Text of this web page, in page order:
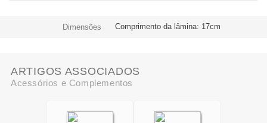
Dimensões Comprimento da lâmina: 17cm
ARTIGOS ASSOCIADOS
Acessórios e Complementos